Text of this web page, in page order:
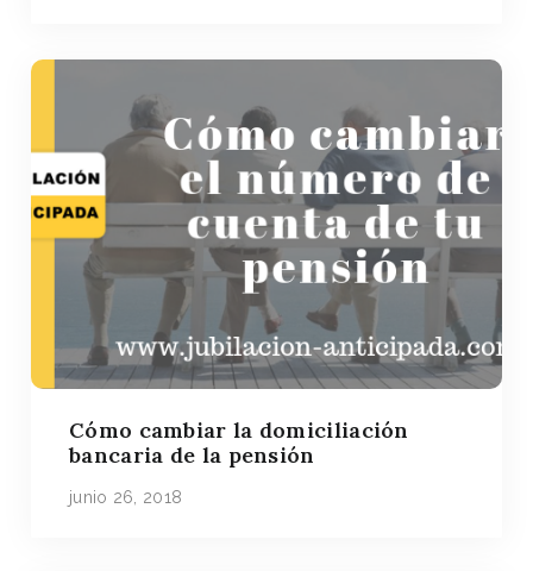
Cómo cambiar la domiciliación
bancaria de la pensión
junio 26, 2018